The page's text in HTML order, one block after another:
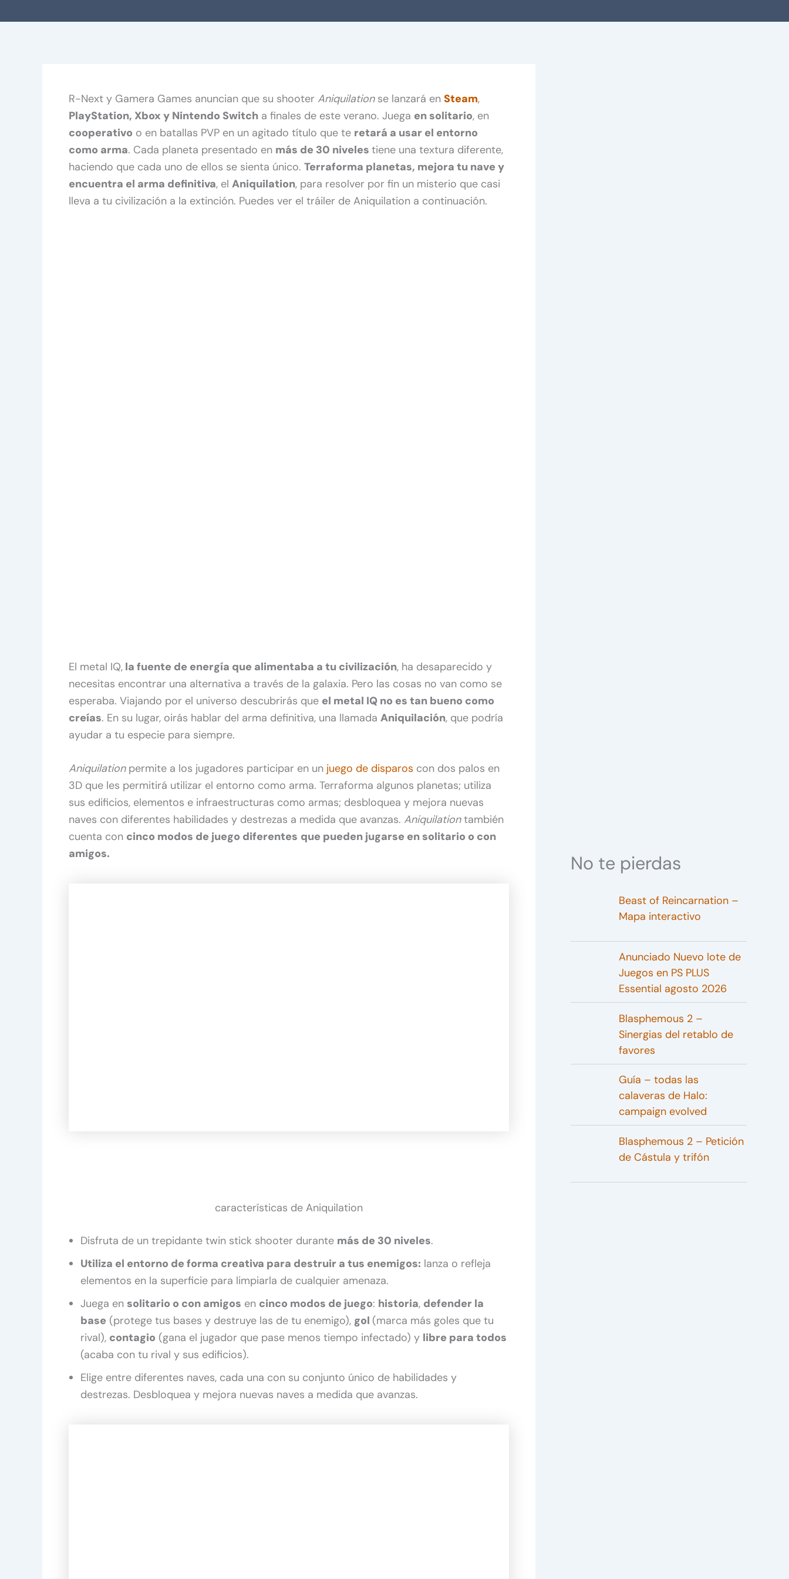
R-Next y Gamera Games anuncian que su shooter Aniquilationse lanzará en Steam,
PlayStation, Xbox y Nintendo Switch a finales de este verano. Juega en solitario, en
cooperativo o en batallas PVP en un agitado título que te retará a usar el entorno
como arma. Cada planeta presentado en más de 30 niveles tiene una textura diferente,
haciendo que cada uno de ellos se sienta único. Terraforma planetas, mejora tu nave y
encuentra el arma definitiva, el Aniquilation, para resolver por fin un misterio que casi
lleva a tu civilización a la extinción. Puedes ver el tráiler de Aniquilation a continuación.
El metal IQ, la fuente de energía que alimentaba a tu civilización, ha desaparecido y
necesitas encontrar una alternativa a través de la galaxia. Pero las cosas no van como se
esperaba. Viajando por el universo descubrirás que el metal IQ no es tan bueno como
creías. En su lugar, oirás hablar del arma definitiva, una llamada Aniquilación, que podría
ayudar a tu especie para siempre.
Aniquilationpermite a los jugadores participar en un juego de disparos con dos palos en
3D que les permitirá utilizar el entorno como arma. Terraforma algunos planetas; utiliza
sus edificios, elementos e infraestructuras como armas; desbloquea y mejora nuevas
naves con diferentes habilidades y destrezas a medida que avanzas. Aniquilationtambién
cuenta con cinco modos de juego diferentes que pueden jugarse en solitario o con
amigos.
características de Aniquilation
Disfruta de un trepidante twin stick shooter durante más de 30 niveles.
Utiliza el entorno de forma creativa para destruir a tus enemigos: lanza o refleja
elementos en la superficie para limpiarla de cualquier amenaza.
Juega en solitario o con amigos en cinco modos de juego: historia, defender la
base (protege tus bases y destruye las de tu enemigo), gol (marca más goles que tu
rival), contagio (gana el jugador que pase menos tiempo infectado) y libre para todos
(acaba con tu rival y sus edificios).
Elige entre diferentes naves, cada una con su conjunto único de habilidades y
destrezas. Desbloquea y mejora nuevas naves a medida que avanzas.
No te pierdas
Beast of Reincarnation –
Mapa interactivo
Anunciado Nuevo lote de
Juegos en PS PLUS
Essential agosto 2026
Blasphemous 2 –
Sinergias del retablo de
favores
Guía – todas las
calaveras de Halo:
campaign evolved
Blasphemous 2 – Petición
de Cástula y trifón